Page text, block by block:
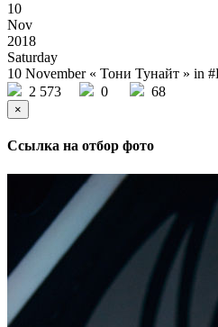
10
Nov
2018
Saturday
10 November « Тони Тунайт » in
2 573
0 68
×
Ссылка на отбор фото